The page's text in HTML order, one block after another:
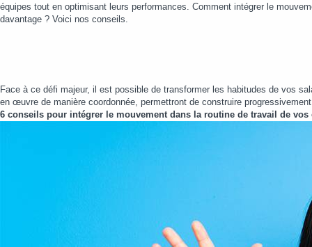
équipes tout en optimisant leurs performances. Comment intégrer le
davantage ? Voici nos conseils.
Face à ce défi majeur, il est possible de transformer les habitudes de vos
en œuvre de manière coordonnée, permettront de construire
6 conseils pour intégrer le mouvement dans la routine de travail de vos